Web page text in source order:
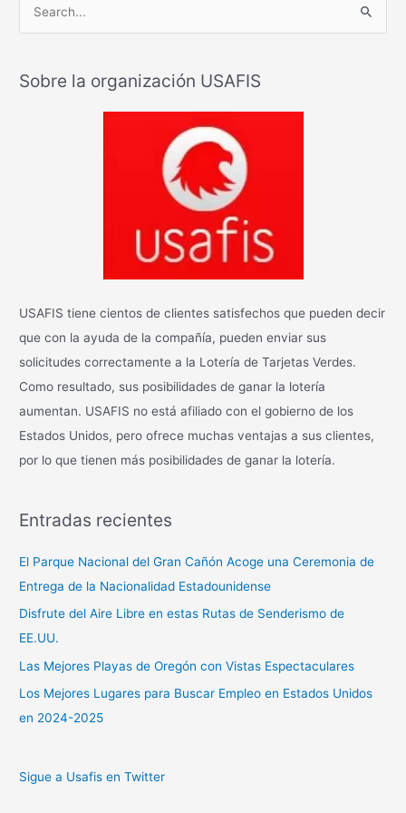
c
Sobre la organización USAFIS
USAFIS tiene cientos de clientes satisfechos que pueden decir
que con la ayuda de la compañía, pueden enviar sus
solicitudes correctamente a la Lotería de Tarjetas Verdes.
Como resultado, sus posibilidades de ganar la lotería
aumentan. USAFIS no está afiliado con el gobierno de los
Estados Unidos, pero ofrece muchas ventajas a sus clientes,
por lo que tienen más posibilidades de ganar la lotería.
Entradas recientes
El Parque Nacional del Gran Cañón Acoge una Ceremonia de
Entrega de la Nacionalidad Estadounidense
Disfrute del Aire Libre en estas Rutas de Senderismo de
EE.UU.
Las Mejores Playas de Oregón con Vistas Espectaculares
Los Mejores Lugares para Buscar Empleo en Estados Unidos
en 2024-2025
Sigue a Usafis en Twitter